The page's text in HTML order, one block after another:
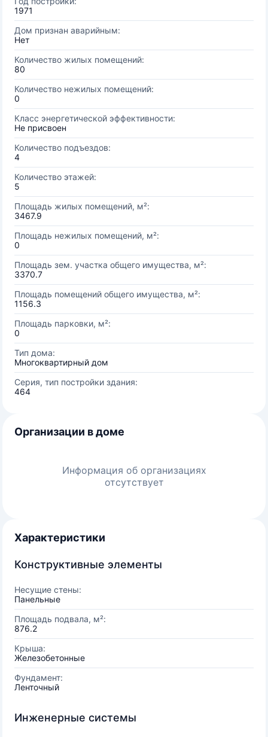
1971
Дом признан аварийным:
Нет
Количество жилых помещений:
80
Количество нежилых помещений:
0
Класс энергетической эффективности:
Не присвоен
Количество подъездов:
4
Количество этажей:
5
Площадь жилых помещений, м²:
3467.9
Площадь нежилых помещений, м²:
0
Площадь зем. участка общего имущества, м²:
3370.7
Площадь помещений общего имущества, м²:
1156.3
Площадь парковки, м²:
0
Тип дома:
Многоквартирный дом
Серия, тип постройки здания:
464
Организации в доме
Информация об организациях
отсутствует
Характеристики
Конструктивные элементы
Несущие стены:
Панельные
Площадь подвала, м²:
876.2
Крыша:
Железобетонные
Фундамент:
Ленточный
Инженерные системы